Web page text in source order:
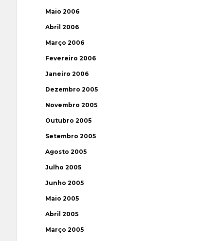
Maio 2006
Abril 2006
Março 2006
Fevereiro 2006
Janeiro 2006
Dezembro 2005
Novembro 2005
Outubro 2005
Setembro 2005
Agosto 2005
Julho 2005
Junho 2005
Maio 2005
Abril 2005
Março 2005